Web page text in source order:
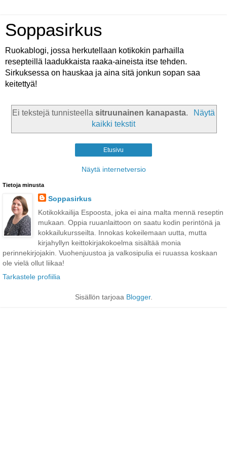
Soppasirkus
Ruokablogi, jossa herkutellaan kotikokin parhailla
resepteillä laadukkaista raaka-aineista itse tehden.
Sirkuksessa on hauskaa ja aina sitä jonkun sopan saa
keitettyä!
Ei tekstejä tunnisteellasitruunainen kanapasta.
Näytä
kaikki tekstit
Etusivu
Näytä internetversio
Tietoja minusta
Soppasirkus
Kotikokkailija Espoosta, joka ei aina malta mennä reseptin
mukaan. Oppia ruuanlaittoon on saatu kodin perintönä ja
kokkailukursseilta. Innokas kokeilemaan uutta, mutta
kirjahyllyn keittokirjakokoelma sisältää monia
perinnekirjojakin. Vuohenjuustoa ja valkosipulia ei ruuassa koskaan
ole vielä ollut liikaa!
Tarkastele profiilia
Sisällön tarjoaa Blogger.